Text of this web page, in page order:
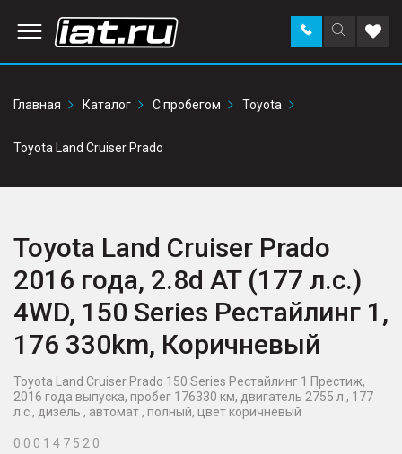
Поиск
по
Заказать
звонок в
Главная
Каталог С пробегом Toyota
Toyota Land Cruiser Prado
Toyota Land Cruiser Prado
2016 года, 2.8d AT (177 л.с.)
4WD, 150 Series Рестайлинг 1,
176 330km, Коричневый
Toyota Land Cruiser Prado 150 Series Рестайлинг 1 Престиж,
2016 года выпуска, пробег 176330 км, двигатель 2755 л., 177
л.с., дизель , автомат , полный, цвет коричневый
0 0 0 1 4 7 5 2 0